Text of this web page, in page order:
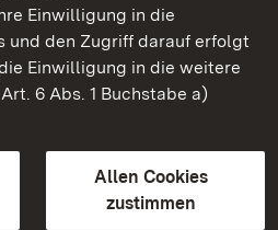
Einwilligung in die
und den Zugriff darauf erfolgt
die Einwilligung in die weitere
6 Abs. 1 Buchstabe a)
Allen Cookies
zustimmen
Baden‑Württemberg
Baden-Württemberg
Sprache